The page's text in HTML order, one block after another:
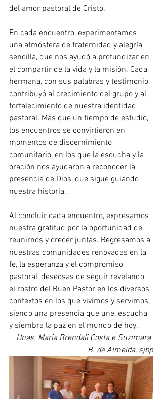
del amor pastoral de Cristo.
En cada encuentro, experimentamos
una atmósfera de fraternidad y alegría
sencilla, que nos ayudó a profundizar en
el compartir de la vida y la misión. Cada
hermana, con sus palabras y testimonio,
contribuyó al crecimiento del grupo y al
fortalecimiento de nuestra identidad
pastoral. Más que un tiempo de estudio,
los encuentros se convirtieron en
momentos de discernimiento
comunitario, en los que la escucha y la
oración nos ayudaron a reconocer la
presencia de Dios, que sigue guiando
nuestra historia.
Al concluir cada encuentro, expresamos
nuestra gratitud por la oportunidad de
reunirnos y crecer juntas. Regresamos a
nuestras comunidades renovadas en la
fe, la esperanza y el compromiso
pastoral, deseosas de seguir revelando
el rostro del Buen Pastor en los diversos
contextos en los que vivimos y servimos,
siendo una presencia que une, escucha
y siembra la paz en el mundo de hoy.
Hnas. Maria Brendali Costa e Suzimara
B. de Almeida, sjbp